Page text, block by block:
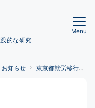
的な研究
Menu
お知らせ 東京都就労移行支援事業所の調査報告書を作成_2022